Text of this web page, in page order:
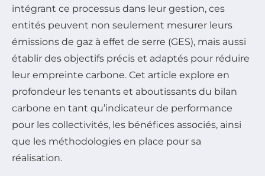
intégrant ce processus dans leur gestion, ces
entités peuvent non seulement mesurer leurs
émissions de gaz à effet de serre (GES), mais aussi
établir des objectifs précis et adaptés pour réduire
leur empreinte carbone. Cet article explore en
profondeur les tenants et aboutissants du bilan
carbone en tant qu’indicateur de performance
pour les collectivités, les bénéfices associés, ainsi
que les méthodologies en place pour sa
réalisation.